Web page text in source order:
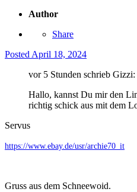
Author
Share
Posted April 18, 2024
vor 5 Stunden schrieb Gizzi:
Hallo, kannst Du mir den
richtig schick aus mit dem
Servus
https://www.ebay.de/usr/archie70_it
Gruss aus dem Schneewoid.